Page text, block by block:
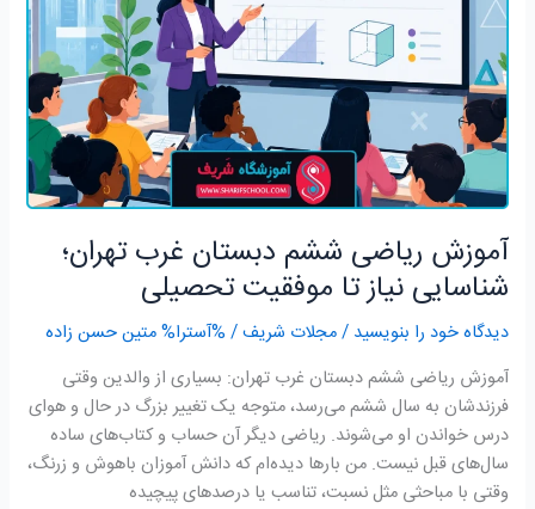
آموزش ریاضی ششم دبستان غرب تهران؛
شناسایی نیاز تا موفقیت تحصیلی
دیدگاه‌ خود را بنویسید /مجلات شریف/ %آسترا%متین حسن زاده
آموزش ریاضی ششم دبستان غرب تهران: بسیاری از والدین وقتی
فرزندشان به سال ششم می‌رسد، متوجه یک تغییر بزرگ در حال و هوای
درس‌ خواندن او می‌شوند. ریاضی دیگر آن حساب و کتاب‌های ساده
سال‌های قبل نیست. من بارها دیده‌ام که دانش آموزان باهوش و زرنگ،
وقتی با مباحثی مثل نسبت، تناسب یا درصدهای پیچیده
غرب
تهران؛
شناسایی
نیاز
تا
موفقیت
تحصیلی